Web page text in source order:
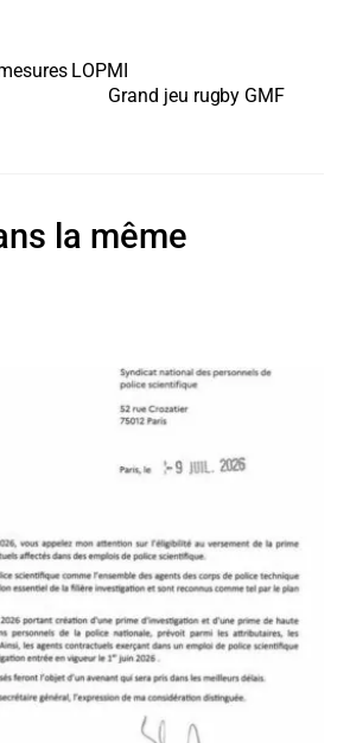
LOPMI
Grand jeu rugby GMF
la même